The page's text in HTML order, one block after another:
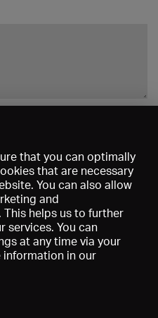
that you can optimally
that are necessary
You can also allow
and
helps us to further
services. You can
at any time via your
information in our